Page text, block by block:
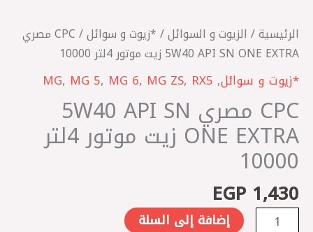
الرئيسية/ الزيوت و السوائل/ *زيوت و سوائل
/ CPC مصري
5W40 API SN ONE EXTRA زيت موتور 4لتر 10000
*زيوت و سوائل,
MG, MG 5, MG 6, MG ZS, RX5
CPC مصري 5W40 API SN
ONE EXTRA زيت موتور 4لتر
10000
EGP 1,430
5W40
API
ONE
EXTRA
زيت
موتور
4لتر
10000
إضافة إلى السلة